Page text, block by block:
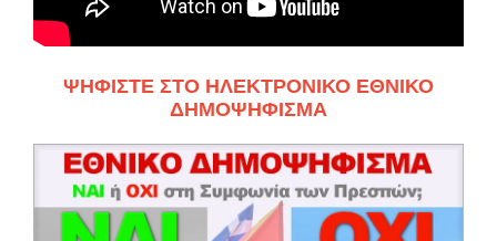
ΨΗΦΙΣΤΕ ΣΤΟ ΗΛΕΚΤΡΟΝΙΚΟ ΕΘΝΙΚΟ
ΔΗΜΟΨΗΦΙΣΜΑ